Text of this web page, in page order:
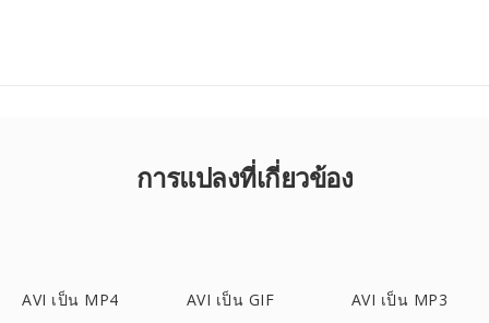
การแปลงที่เกี่ยวข้อง
AVI เป็น MP4 AVI เป็น GIF AVI เป็น MP3